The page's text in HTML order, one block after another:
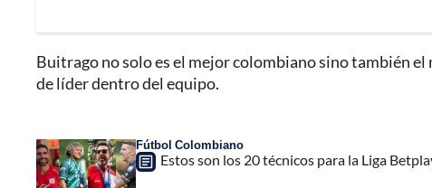
Buitrago no solo es el mejor colombiano sino también
de líder dentro del equipo.
Fútbol Colombiano
Estos son los 20 técnicos para la Liga